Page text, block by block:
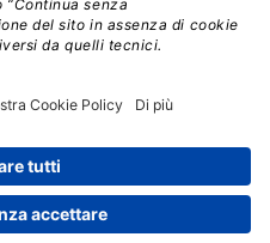
Direzione, amministrazione,
Tutti i diritti riservati | Partita IVA e C.F.